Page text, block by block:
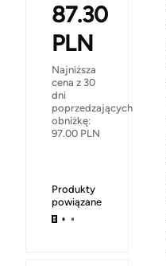
87.30
PLN
Najniższa
cena z 30
dni
poprzedzających
obniżkę:
97.00 PLN
Produkty
powiązane